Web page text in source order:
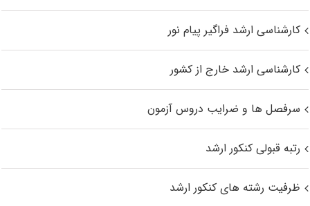
کارشناسی ارشد فراگیر پیام نور
کارشناسی ارشد خارج از کشور
سرفصل ها و ضرایب دروس آزمون
رتبه قبولی کنکور ارشد
ظرفیت رشته های کنکور ارشد